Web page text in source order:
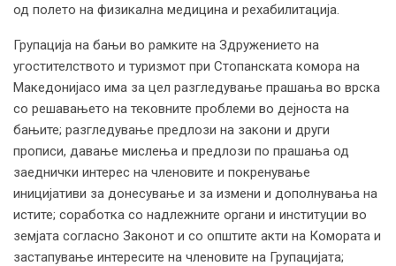
од полето на физикална медицина и рехабилитација.
Групација на бањи во рамките на Здружението на
угостителството и туризмот при Стопанската комора на
Македонијасо има за цел разгледување прашања во врска
со решавањето на тековните проблеми во дејноста на
бањите; разгледување предлози на закони и други
прописи, давање мислења и предлози по прашања од
заеднички интерес на членовите и покренување
иницијативи за донесување и за измени и дополнувања на
истите; соработка со надлежните органи и институции во
земјата согласно Законот и со општите акти на Комората и
застапување интересите на членовите на Групацијата;